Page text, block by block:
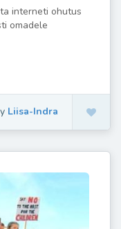
interneti ohutus
omadele
Liisa-Indra